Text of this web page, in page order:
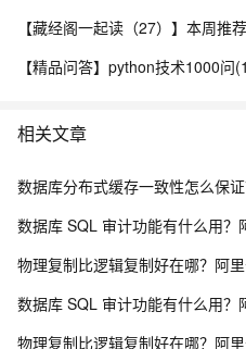
【精品问答】python技术1000问
相关文章